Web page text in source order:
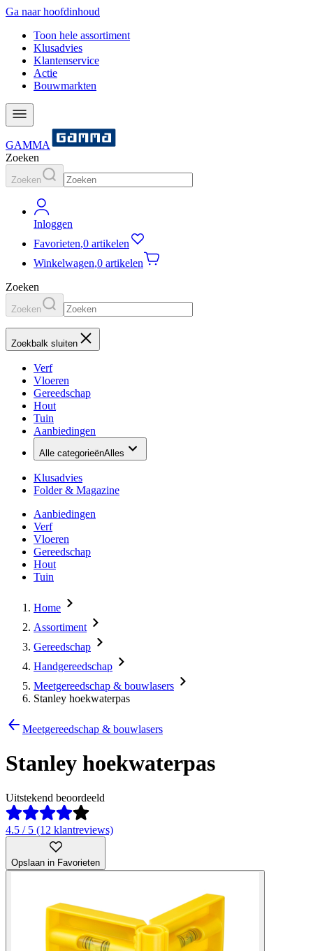
Ga naar hoofdinhoud
Toon hele assortiment
Klusadvies
Klantenservice
Actie
Bouwmarkten
GAMMA
Zoeken
Zoeken
Inloggen
Favorieten,0 artikelen
Winkelwagen,0 artikelen
Zoeken
Zoeken
Zoekbalk sluiten
Verf
Vloeren
Gereedschap
Hout
Tuin
Aanbiedingen
Alle categorieënAlles
Klusadvies
Folder & Magazine
Aanbiedingen
Verf
Vloeren
Gereedschap
Hout
Tuin
Home
Assortiment
Gereedschap
Handgereedschap
Meetgereedschap & bouwlasers
Stanley hoekwaterpas
Meetgereedschap & bouwlasers
Stanley hoekwaterpas
Uitstekend beoordeeld
4.5 / 5 (12 klantreviews)
Opslaan in Favorieten